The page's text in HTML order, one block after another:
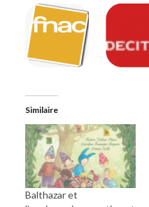
Similaire
Balthazar et